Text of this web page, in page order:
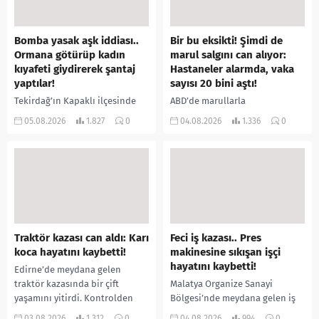
Bomba yasak aşk iddiası..
Ormana götürüp kadın
kıyafeti giydirerek şantaj
yaptılar!
Tekirdağ’ın Kapaklı ilçesinde
bir kişiyi, arkadaşının eşiyle
05.08.2026 1.827 0
Bir bu eksikti! Şimdi de
marul salgını can alıyor:
Hastaneler alarmda, vaka
sayısı 20 bini aştı!
ABD’de marullarla
ilişkilendirilen siklospora
04.08.2026 1.336 0
Traktör kazası can aldı: Karı
koca hayatını kaybetti!
Edirne’de meydana gelen
traktör kazasında bir çift
yaşamını yitirdi. Kontrolden
çıkarak devrilen traktörün
Feci iş kazası.. Pres
makinesine sıkışan işçi
hayatını kaybetti!
Malatya Organize Sanayi
Bölgesi’nde meydana gelen iş
kazasında, pres makinesine